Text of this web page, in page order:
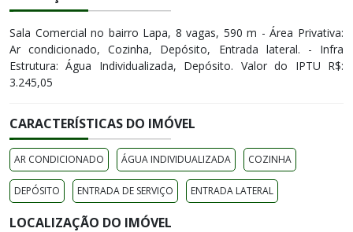
Sala Comercial no bairro Lapa, 8 vagas, 590 m - Área Privativa:
Ar condicionado, Cozinha, Depósito, Entrada lateral. - Infra
Estrutura: Água Individualizada, Depósito. Valor do IPTU R$:
3.245,05
CARACTERÍSTICAS DO IMÓVEL
AR CONDICIONADO ÁGUA INDIVIDUALIZADA COZINHA
DEPÓSITO ENTRADA DE SERVIÇO ENTRADA LATERAL
LOCALIZAÇÃO DO IMÓVEL